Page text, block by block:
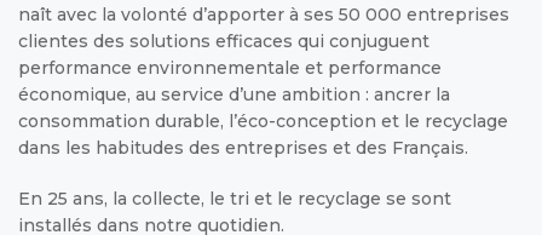
naît avec la volonté d’apporter à ses 50 000 entreprises
clientes des solutions efficaces qui conjuguent
performance environnementale et performance
économique, au service d’une ambition : ancrer la
consommation durable, l’éco-conception et le recyclage
dans les habitudes des entreprises et des Français.
En 25 ans, la collecte, le tri et le recyclage se sont
installés dans notre quotidien.